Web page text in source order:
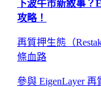
下波牛市新敘事？
攻略！
再質押生態（
條血路
參與 EigenLayer